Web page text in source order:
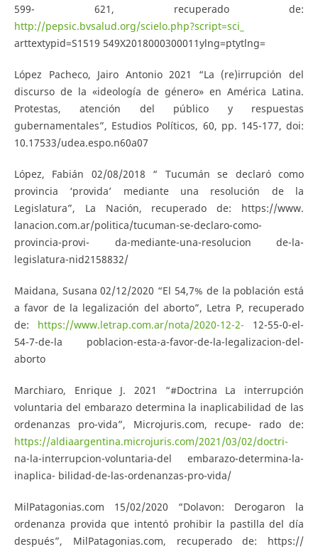
599- 621, recuperado de:
http://pepsic.bvsalud.org/scielo.php?script=sci_
arttextypid=S1519 549X2018000300011ylng=ptytlng=
López Pacheco, Jairo Antonio 2021 “La (re)irrupción del
discurso de la «ideología de género» en América Latina.
Protestas, atención del público y respuestas
gubernamentales”, Estudios Políticos, 60, pp. 145-177, doi:
10.17533/udea.espo.n60a07
López, Fabián 02/08/2018 “ Tucumán se declaró como
provincia ‘provida’ mediante una resolución de la
Legislatura”, La Nación, recuperado de: https://www.
lanacion.com.ar/politica/tucuman-se-declaro-como-
provincia-provi- da-mediante-una-resolucion de-la-
legislatura-nid2158832/
Maidana, Susana 02/12/2020 “El 54,7% de la población está
a favor de la legalización del aborto”, Letra P, recuperado
de: https://www.letrap.com.ar/nota/2020-12-2- 12-55-0-el-
54-7-de-la poblacion-esta-a-favor-de-la-legalizacion-del-
aborto
Marchiaro, Enrique J. 2021 “#Doctrina La interrupción
voluntaria del embarazo determina la inaplicabilidad de las
ordenanzas pro-vida”, Microjuris.com, recupe- rado de:
https://aldiaargentina.microjuris.com/2021/03/02/doctri-
na-la-interrupcion-voluntaria-del embarazo-determina-la-
inaplica- bilidad-de-las-ordenanzas-pro-vida/
MilPatagonias.com 15/02/2020 “Dolavon: Derogaron la
ordenanza provida que intentó prohibir la pastilla del día
después”, MilPatagonias.com, recuperado de: https://